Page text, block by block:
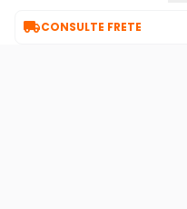
CONSULTE FRETE